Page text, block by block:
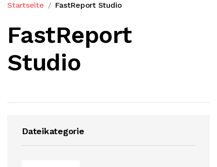
Startseite FastReport Studio
FastReport
Studio
Dateikategorie